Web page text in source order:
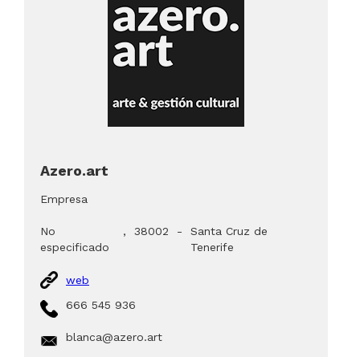
Azero.art
Empresa
No
especificado
, 38002 -
Santa Cruz de
Tenerife
web
666 545 936
blanca@azero.art